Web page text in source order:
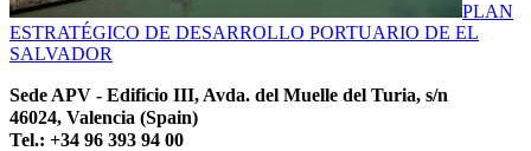
PLAN
ESTRATÉGICO DE DESARROLLO PORTUARIO DE EL
SALVADOR
Sede APV - Edificio III, Avda. del Muelle del Turia, s/n
46024, Valencia (Spain)
Tel.: +34 96 393 94 00